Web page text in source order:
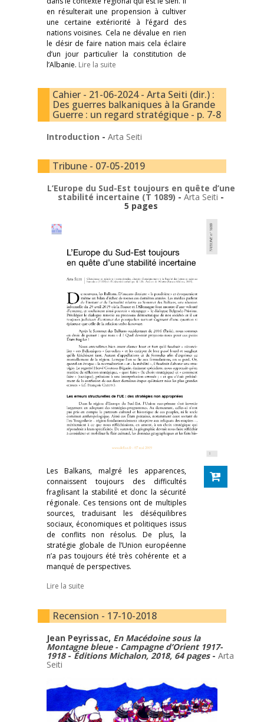
en résulterait une propension à cultiver
une certaine extériorité à l’égard des
nations voisines. Cela ne dévalue en rien
le désir de faire nation mais cela éclaire
d’un jour particulier la constitution de
l’Albanie. Lire la suite
Cahier - 21-06-2024 - Arta Seiti (dir.) :
Des guerres balkaniques à la Grande
Guerre : un regard stratégique - p. 7-8
Introduction - Arta Seiti
Tribune - 07-05-2019
L’Europe du Sud-Est toujours en quête d’une
stabilité incertaine (T 1089) - Arta Seiti -
5 pages
Les Balkans, malgré les apparences,
connaissent toujours des difficultés
fragilisant la stabilité et donc la sécurité
régionale. Ces tensions ont de multiples
sources, traduisant les déséquilibres
sociaux, économiques et politiques issus
de conflits non résolus. De plus, la
stratégie globale de l’Union européenne
n’a pas toujours été très cohérente et a
manqué de perspectives.
Lire la suite
Recension - 17-10-2018
Jean Peyrissac, En Macédoine sous la
Montagne bleue - Campagne d’Orient 1917-
1918-Éditions Michalon, 2018, 64 pages- Arta
Seiti